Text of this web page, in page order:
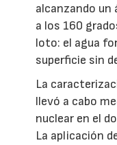
alcanzando
a los 160
loto: el agua
superficie sin
La
llevó a cabo
nuclear en el
La aplicación